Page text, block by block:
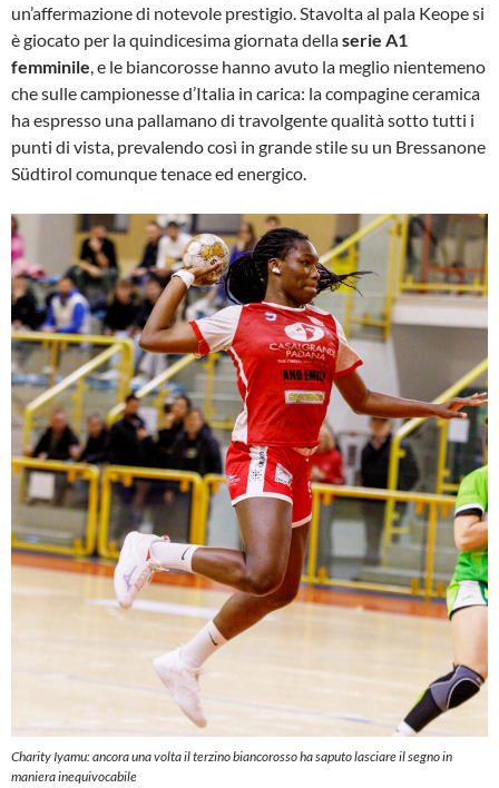
un’affermazione di notevole prestigio. Stavolta al pala Keope si
è giocato per la quindicesima giornata dellaserie A1
femminile , e le biancorosse hanno avuto la meglio nientemeno
che sulle campionesse d’Italia in carica: la compagine ceramica
ha espresso una pallamano di travolgente qualità sotto tutti i
punti di vista, prevalendo così in grande stile su un Bressanone
Südtirol comunque tenace ed energico.
Charity Iyamu: ancora una volta il terzino biancorosso ha saputo lasciare il segno in
maniera inequivocabile